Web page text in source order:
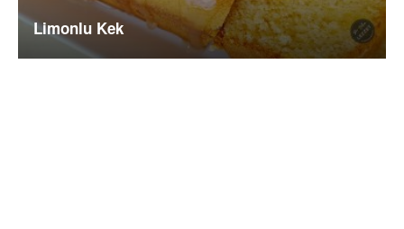
Limonlu Kek